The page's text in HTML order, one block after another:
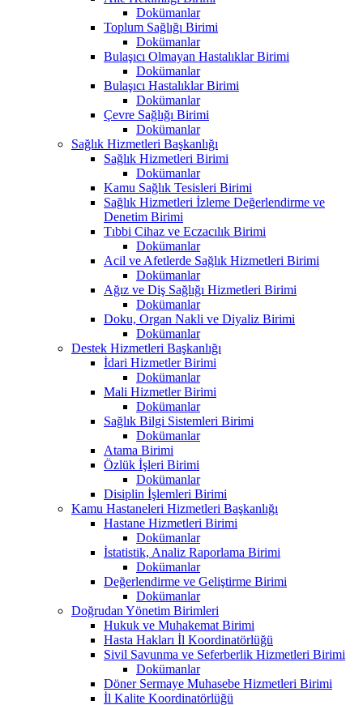
Dokümanlar
Toplum Sağlığı Birimi
Dokümanlar
Bulaşıcı Olmayan Hastalıklar Birimi
Dokümanlar
Bulaşıcı Hastalıklar Birimi
Dokümanlar
Çevre Sağlığı Birimi
Dokümanlar
Sağlık Hizmetleri Başkanlığı
Sağlık Hizmetleri Birimi
Dokümanlar
Kamu Sağlık Tesisleri Birimi
Sağlık Hizmetleri İzleme Değerlendirme ve
Denetim Birimi
Tıbbi Cihaz ve Eczacılık Birimi
Dokümanlar
Acil ve Afetlerde Sağlık Hizmetleri Birimi
Dokümanlar
Ağız ve Diş Sağlığı Hizmetleri Birimi
Dokümanlar
Doku, Organ Nakli ve Diyaliz Birimi
Dokümanlar
Destek Hizmetleri Başkanlığı
İdari Hizmetler Birimi
Dokümanlar
Mali Hizmetler Birimi
Dokümanlar
Sağlık Bilgi Sistemleri Birimi
Dokümanlar
Atama Birimi
Özlük İşleri Birimi
Dokümanlar
Disiplin İşlemleri Birimi
Kamu Hastaneleri Hizmetleri Başkanlığı
Hastane Hizmetleri Birimi
Dokümanlar
İstatistik, Analiz Raporlama Birimi
Dokümanlar
Değerlendirme ve Geliştirme Birimi
Dokümanlar
Doğrudan Yönetim Birimleri
Hukuk ve Muhakemat Birimi
Hasta Hakları İl Koordinatörlüğü
Sivil Savunma ve Seferberlik Hizmetleri Birimi
Dokümanlar
Döner Sermaye Muhasebe Hizmetleri Birimi
İl Kalite Koordinatörlüğü